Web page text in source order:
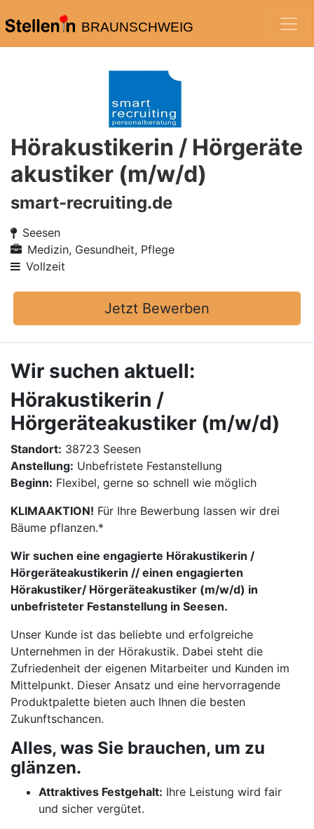
BRAUNSCHWEIG
Hörakustikerin / Hörgeräte
akustiker (m/w/d)
smart-recruiting.de
Seesen
Medizin, Gesundheit, Pflege
Vollzeit
Jetzt Bewerben
Wir suchen aktuell:
Hörakustikerin /
Hörgeräteakustiker (m/w/d)
Standort: 38723 Seesen
Anstellung: Unbefristete Festanstellung
Beginn: Flexibel, gerne so schnell wie möglich
KLIMAAKTION! Für Ihre Bewerbung lassen wir drei
Bäume pflanzen.*
Wir suchen eine engagierte Hörakustikerin /
Hörgeräteakustikerin // einen engagierten
Hörakustiker/ Hörgeräteakustiker (m/w/d) in
unbefristeter Festanstellung in Seesen.
Unser Kunde ist das beliebte und erfolgreiche
Unternehmen in der Hörakustik. Dabei steht die
Zufriedenheit der eigenen Mitarbeiter und Kunden im
Mittelpunkt. Dieser Ansatz und eine hervorragende
Produktpalette bieten auch Ihnen die besten
Zukunftschancen.
Alles, was Sie brauchen, um zu
glänzen.
Attraktives Festgehalt: Ihre Leistung wird fair
und sicher vergütet.